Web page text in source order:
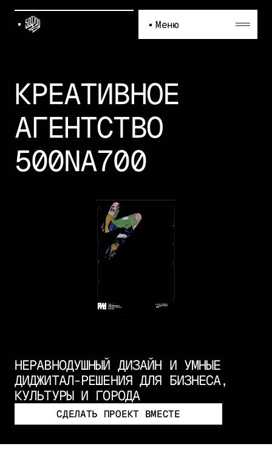
Меню
КРЕАТИВНОЕ
АГЕНТСТВО
500NA700
НЕРАВНОДУШНЫЙ ДИЗАЙН И УМНЫЕ
ДИДЖИТАЛ-РЕШЕНИЯ ДЛЯ БИЗНЕСА,
КУЛЬТУРЫ И ГОРОДА
СДЕЛАТЬ ПРОЕКТ ВМЕСТЕ